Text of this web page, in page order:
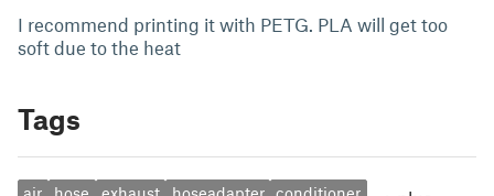
I recommend printing it with PETG. PLA will get too
soft due to the heat
Tags